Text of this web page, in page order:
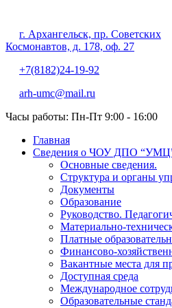
Частное
г. Архангельск, пр. Советских
Космонавтов, д. 178, оф. 27
+7(8182)24-19-92
arh-umc@mail.ru
Часы работы: Пн-Пт 9:00 - 16:00
Главная
Сведения о ЧОУ ДПО
Основные сведения.
Структура и органы
Документы
Образование
Руководство.
Материально-
Платные
Финансово-
Вакантные места для
Доступная среда
Международное
Образовательные